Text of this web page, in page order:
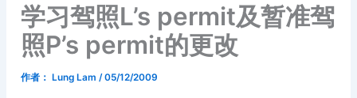
学习驾照L’s permit及暂准驾
照P’s permit的更改
作者： Lung Lam /05/12/2009